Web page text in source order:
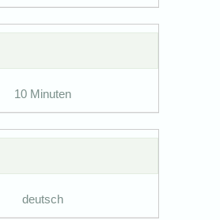
10 Minuten
deutsch